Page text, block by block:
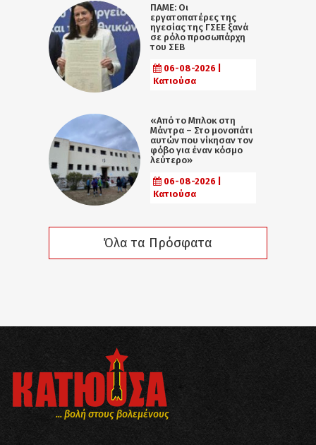
ΠΑΜΕ: Οι
εργατοπατέρες της
ηγεσίας της ΓΣΕΕ ξανά
σε ρόλο προσωπάρχη
του ΣΕΒ
06-08-2026 |
Κατιούσα
«Από το Μπλοκ στη
Μάντρα – Στο μονοπάτι
αυτών που νίκησαν τον
φόβο για έναν κόσμο
λεύτερο»
06-08-2026 |
Κατιούσα
Όλα τα Πρόσφατα
... βολή στους βολεμένους